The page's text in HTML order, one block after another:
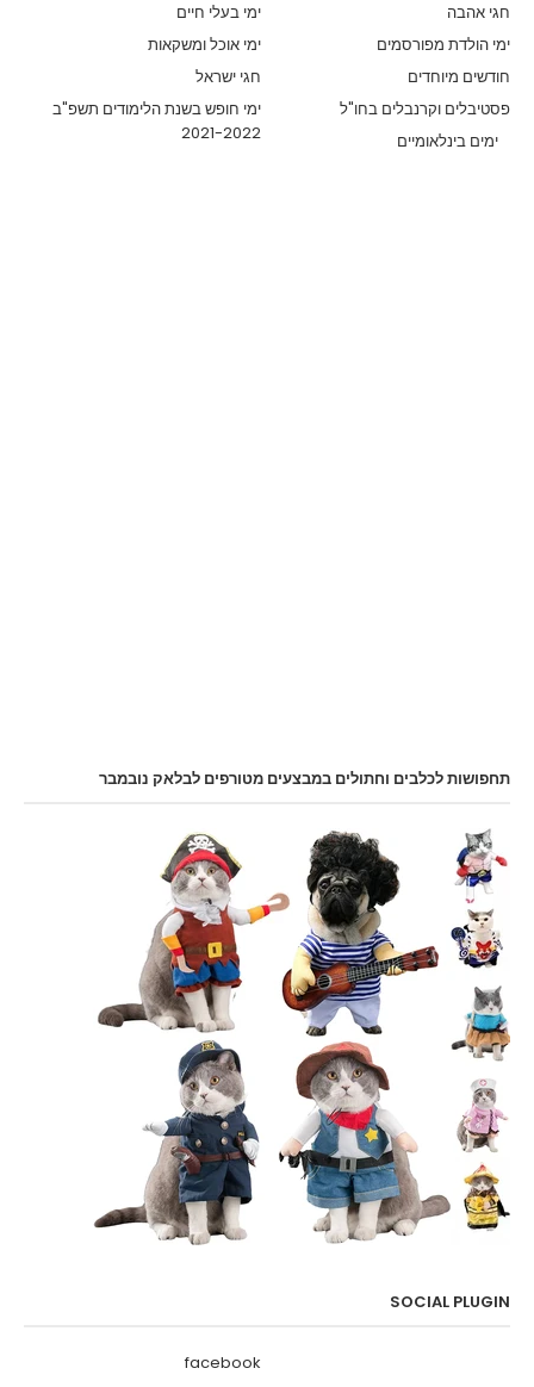
ימי בעלי חיים
חגי אהבה
ימי אוכל ומשקאות
ימי הולדת מפורסמים
חגי ישראל
חודשים מיוחדים
ימי חופש בשנת הלימודים תשפ"ב
2021-2022
פסטיבלים וקרנבלים בחו"ל
ימים בינלאומיים
תחפושות לכלבים וחתולים במבצעים מטורפים לבלאק נובמבר
SOCIAL PLUGIN
facebook